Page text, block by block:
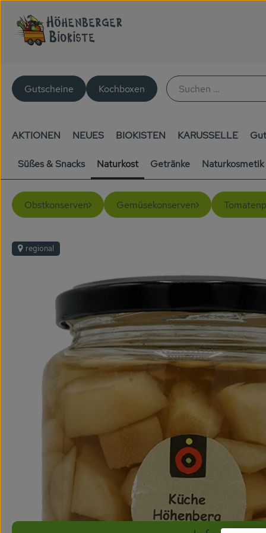
Gutscheine Kochboxen
AKTIONEN NEUES BIOKISTEN KARUSSELLE
Süßes & Snacks Naturkost Getränke Naturkosmetik
Obstkonserven Gemüsekonserven
regional